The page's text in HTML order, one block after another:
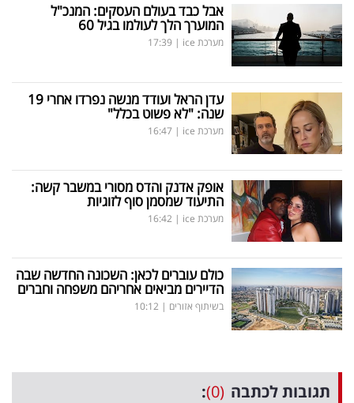
אבל כבד בעולם העסקים: המנכ"ל
המוערך הלך לעולמו בגיל 60
מערכת ice |
17:39
עדן הראל ועודד מנשה נפרדו אחרי 19
שנה: "לא פשוט בכלל"
מערכת ice |
16:47
אופק אדנק והדס מסורי במשבר קשה:
התיעוד שמסמן סוף לזוגיות
מערכת ice |
16:42
כולם עוברים לכאן: השכונה החדשה שבה
הדיירים מביאים אחריהם משפחה וחברים
בשיתוף אזורים |
10:12
תגובות לכתבה (0)
: